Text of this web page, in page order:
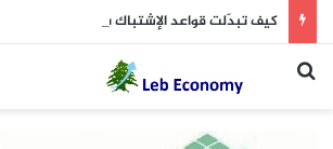
كيف تبدّلت قواعد الإشتباك بين إسرائيل
بحث عن